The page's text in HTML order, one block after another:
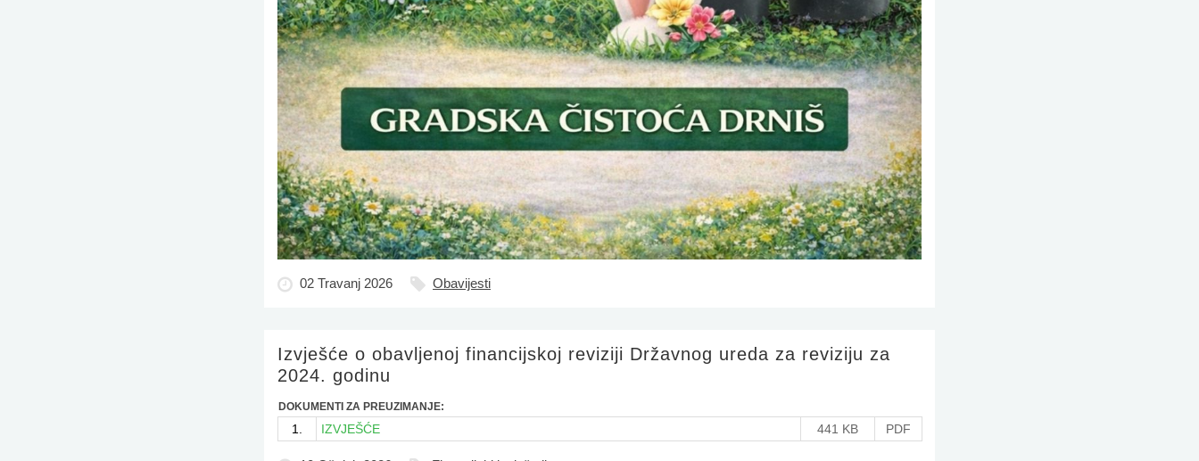
02 Travanj 2026 Obavijesti
Izvješće o obavljenoj financijskoj reviziji Državnog ureda za reviziju za
2024. godinu
DOKUMENTI ZA PREUZIMANJE:
1. IZVJEŠĆE 441 KB PDF